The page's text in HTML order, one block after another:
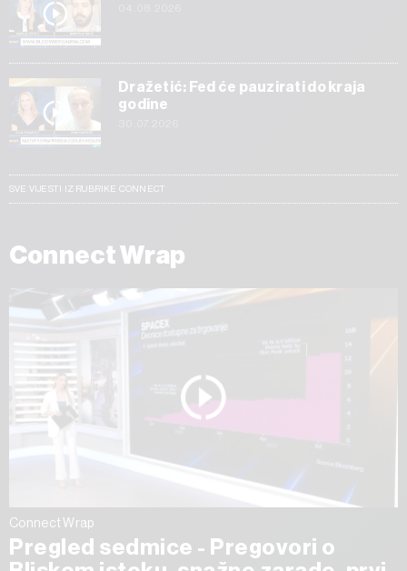
Dražetić: Fed će pauzirati do kraja
godine
SVE VIJESTI IZ RUBRIKE CONNECT
Connect Wrap
Connect Wrap
Pregled sedmice - Pregovori o